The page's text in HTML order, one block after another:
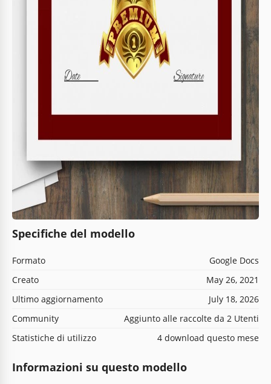
Specifiche del modello
Formato
Google Docs
Creato
May 26, 2021
Ultimo aggiornamento
July 18, 2026
Community
Aggiunto alle raccolte da 2 Utenti
Statistiche di utilizzo
4 download questo mese
Informazioni su questo modello